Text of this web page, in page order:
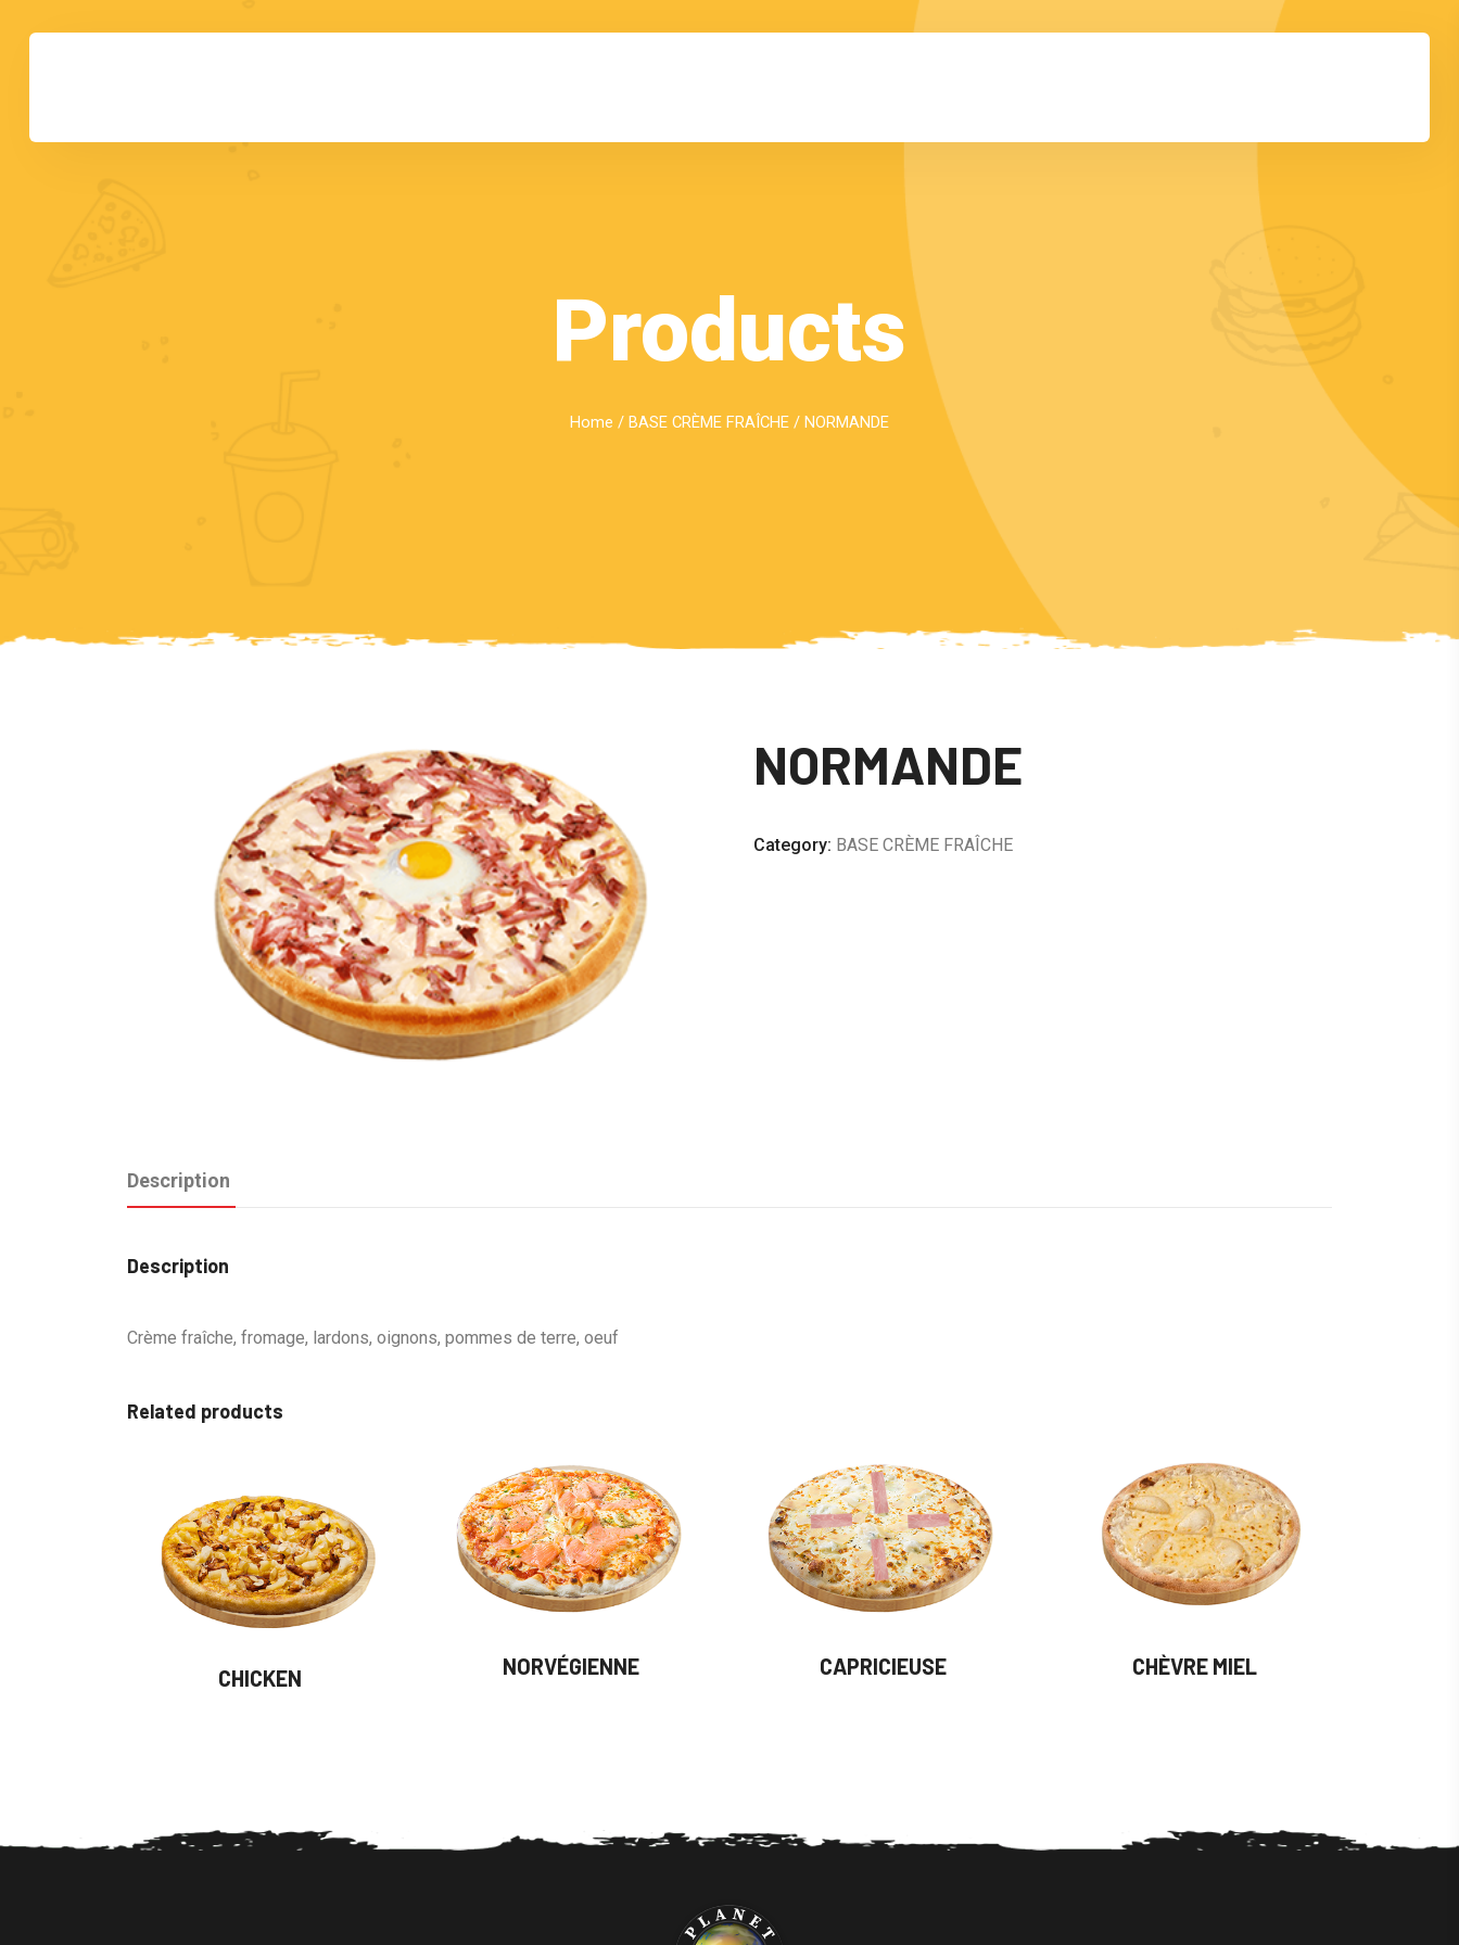
Products
Home / BASE CRÈME FRAÎCHE / NORMANDE
NORMANDE
Category: BASE CRÈME FRAÎCHE
Description
Description
Crème fraîche, fromage, lardons, oignons, pommes de terre, oeuf
Related products
CHICKEN NORVÉGIENNE CAPRICIEUSE CHÈVRE MIEL